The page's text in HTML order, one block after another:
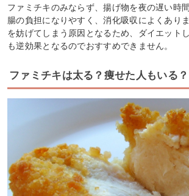
ファミチキのみならず、揚げ物を夜の遅い時
腸の負担になりやすく、消化吸収によくあり
を妨げてしまう原因となるため、ダイエット
も逆効果となるのでおすすめできません。
ファミチキは太る？痩せた人もいる？